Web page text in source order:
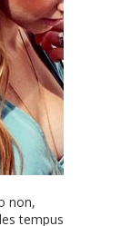
non,
tempus